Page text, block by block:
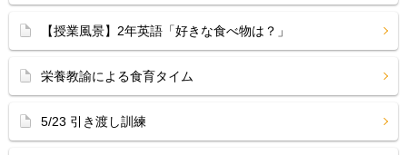
【授業風景】2年英語「好きな食べ物は？」
栄養教諭による食育タイム
5/23 引き渡し訓練